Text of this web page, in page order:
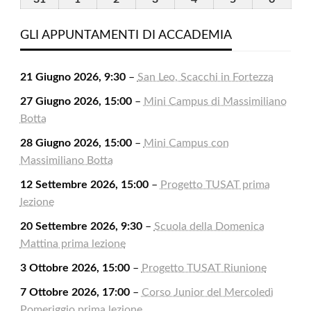
2026
2026
2026
2026
2026
GLI APPUNTAMENTI DI ACCADEMIA
21 Giugno 2026, 9:30– San Leo, Scacchi in Fortezza
27 Giugno 2026, 15:00– Mini Campus di Massimiliano
Botta
28 Giugno 2026, 15:00– Mini Campus con
Massimiliano Botta
12 Settembre 2026, 15:00– Progetto TUSAT prima
lezione
20 Settembre 2026, 9:30– Scuola della Domenica
Mattina prima lezione
3 Ottobre 2026, 15:00– Progetto TUSAT Riunione
7 Ottobre 2026, 17:00– Corso Junior del Mercoledì